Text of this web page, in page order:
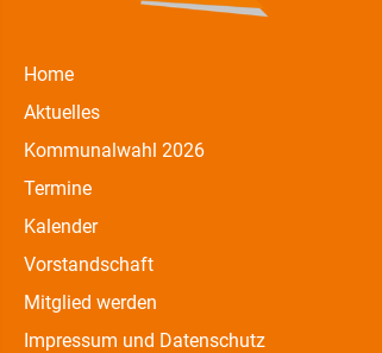
Home
Aktuelles
Kommunalwahl 2026
Termine
Kalender
Vorstandschaft
Mitglied werden
Impressum und Datenschutz